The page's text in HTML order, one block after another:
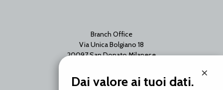
Branch Office
Via Unica Bolgiano 18
20097 San Donato Milanese
T. +39 02 2153663
×
Dai valore ai tuoi dati.